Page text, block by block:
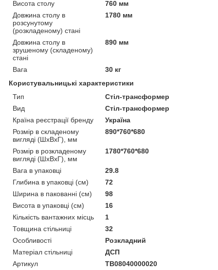
Висота столу
760 мм
Довжина столу в
розсунутому
(розкладеному) стані
1780 мм
Довжина столу в
зрушеному (складеному)
стані
890 мм
Вага
30 кг
Користувальницькі характеристики
Тип
Стіл-трансформер
Вид
Стіл-трансформер
Країна реєстрації бренду
Україна
Розмір в складеному
вигляді (ШxВxГ), мм
890*760*680
Розмір в розкладеному
вигляді (ШxВxГ), мм
1780*760*680
Вага в упаковці
29.8
Глибина в упаковці (см)
72
Ширина в пакованні (см)
98
Висота в упаковці (см)
16
Кількість вантажних місць
1
Товщина стільниці
32
Особливості
Розкладний
Матеріал стільниці
ДСП
Артикул
TB08040000020